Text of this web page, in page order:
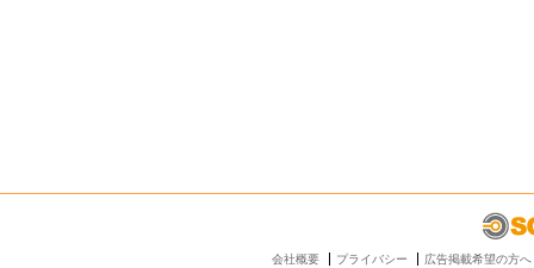
会社概要 プライバシー
広告掲載希望の方へ